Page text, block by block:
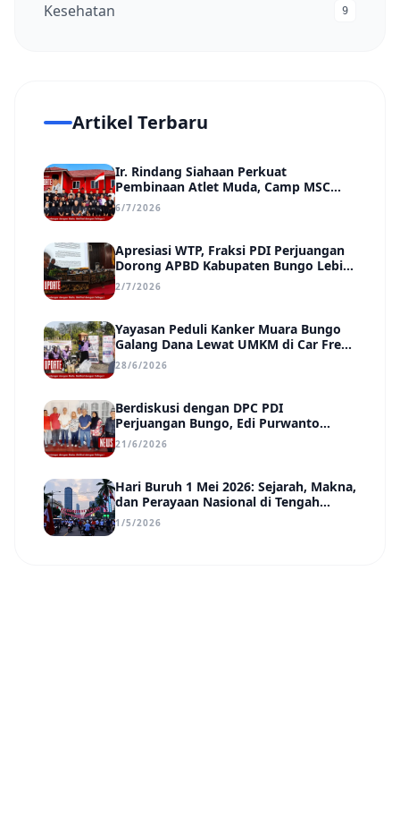
Kesehatan 9
Artikel Terbaru
Ir. Rindang Siahaan Perkuat
Pembinaan Atlet Muda, Camp MSC
Siapkan Generasi Juara Hadapi
Kejuaraan Regional hingga Nasional
6/7/2026
Apresiasi WTP, Fraksi PDI Perjuangan
Dorong APBD Kabupaten Bungo Lebih
Efektif, Transparan, dan Berdampak
2/7/2026
Yayasan Peduli Kanker Muara Bungo
Galang Dana Lewat UMKM di Car Free
Day, Ir. Rindang Siahaan Beri Apresiasi
28/6/2026
Berdiskusi dengan DPC PDI
Perjuangan Bungo, Edi Purwanto
Uraikan Poin-Poin Urgensi yang Perlu
Disadari Pemimpin Daerah
21/6/2026
Hari Buruh 1 Mei 2026: Sejarah, Makna,
dan Perayaan Nasional di Tengah
Tantangan Era Digital
1/5/2026